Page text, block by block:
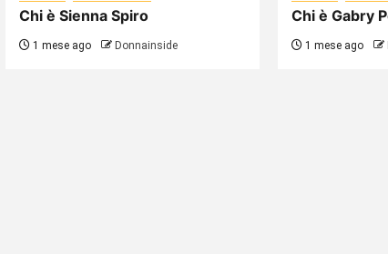
Chi è Sienna Spiro
1 mese ago Donnainside
Chi è Gabry
1 mese ago